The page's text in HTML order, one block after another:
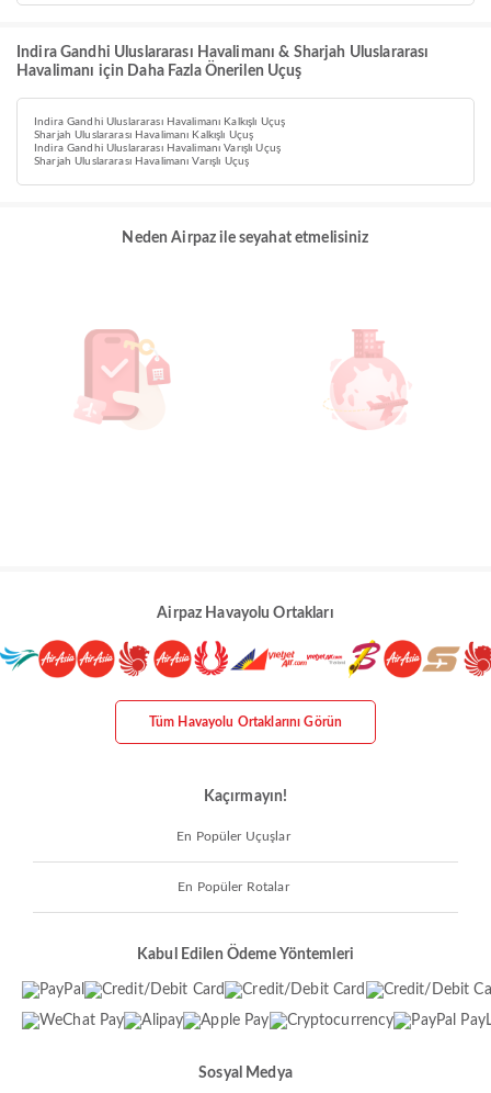
Indira Gandhi Uluslararası Havalimanı & Sharjah Uluslararası
Havalimanı için Daha Fazla Önerilen Uçuş
Indira Gandhi Uluslararası Havalimanı Kalkışlı Uçuş
Sharjah Uluslararası Havalimanı Kalkışlı Uçuş
Indira Gandhi Uluslararası Havalimanı Varışlı Uçuş
Sharjah Uluslararası Havalimanı Varışlı Uçuş
Neden Airpaz ile seyahat etmelisiniz
Airpaz Havayolu Ortakları
Tüm Havayolu Ortaklarını Görün
Kaçırmayın!
En Popüler Uçuşlar
En Popüler Rotalar
Kabul Edilen Ödeme Yöntemleri
Sosyal Medya